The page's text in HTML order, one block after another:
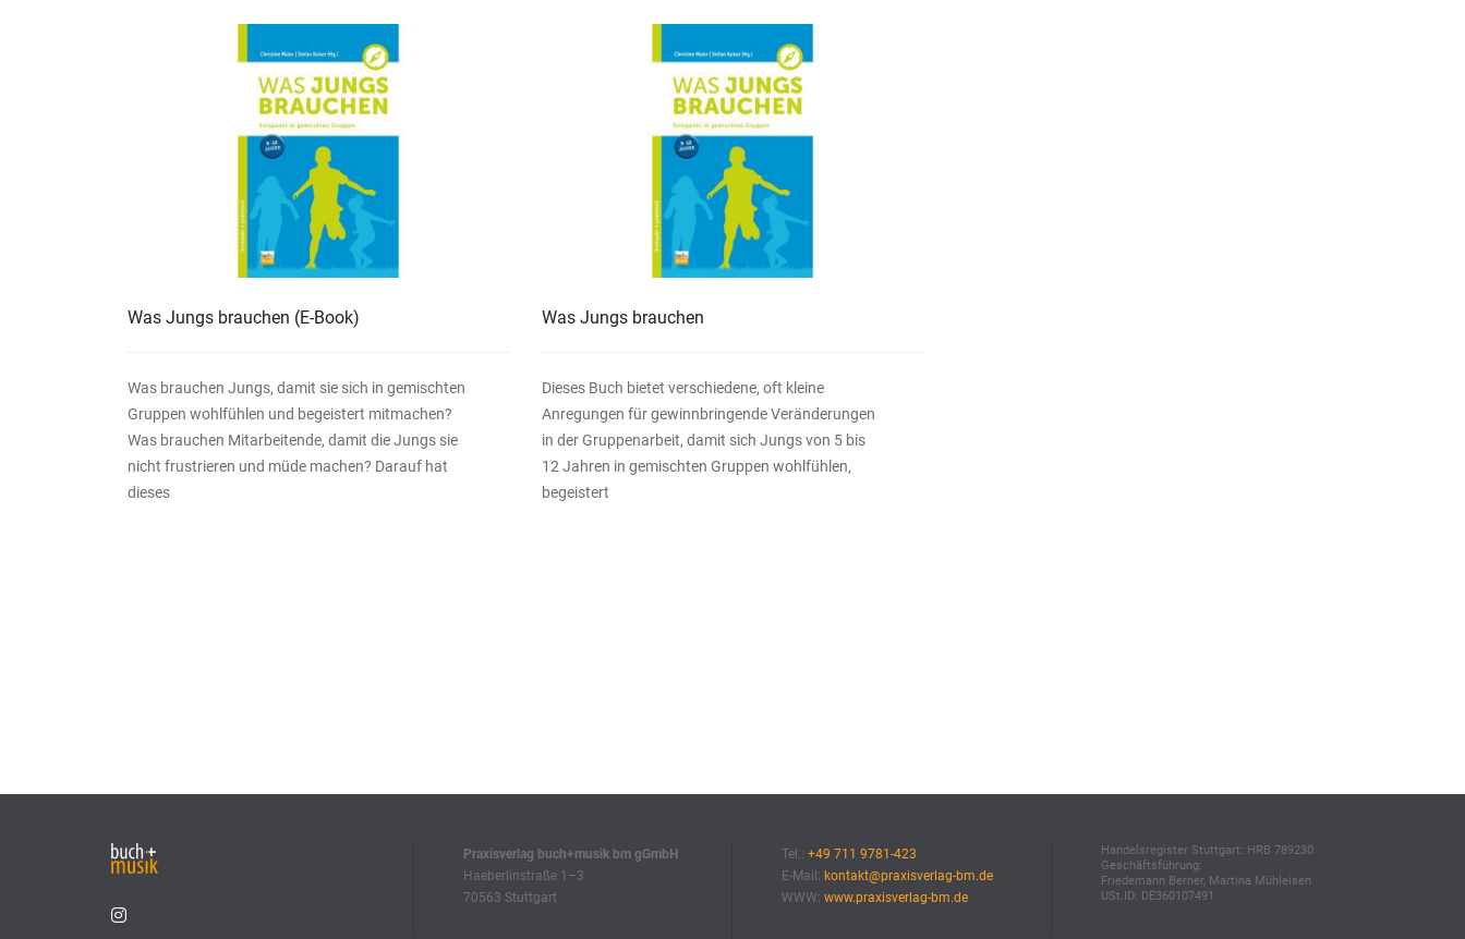
Was Jungs brauchen (E-Book)
Was brauchen Jungs, damit sie sich in gemischten
Gruppen wohlfühlen und begeistert mitmachen?
Was brauchen Mitarbeitende, damit die Jungs sie
nicht frustrieren und müde machen? Darauf hat
dieses
Was Jungs brauchen
Dieses Buch bietet verschiedene, oft kleine
Anregungen für gewinnbringende Veränderungen
in der Gruppenarbeit, damit sich Jungs von 5 bis
12 Jahren in gemischten Gruppen wohlfühlen,
begeistert
Praxisverlag buch+musik bm gGmbH
Haeberlinstraße 1–3
70563 Stuttgart
Tel.: +49 711 9781-423
E-Mail: kontakt@praxisverlag-bm.de
WWW: www.praxisverlag-bm.de
Handelsregister Stuttgart: HRB 789230
Geschäftsführung:
Friedemann Berner, Martina Mühleisen
USt.ID: DE360107491